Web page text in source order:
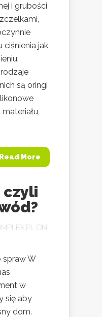
i grubości
ciśnienia jak
są oringi
Read More
czyli
ON
W
w
się aby
dom.